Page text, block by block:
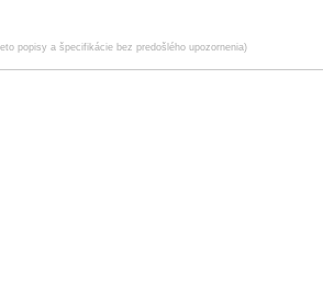
popisy a špecifikácie bez predošlého upozornenia)